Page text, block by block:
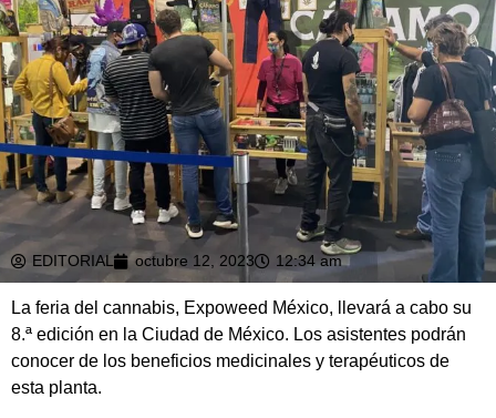
EDITORIAL octubre 12, 2023 12:34 am
La feria del cannabis, Expoweed México, llevará a cabo su
8.ª edición en la Ciudad de México. Los asistentes podrán
conocer de los beneficios medicinales y terapéuticos de
esta planta.